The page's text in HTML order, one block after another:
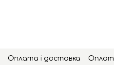
Оплата і доставка